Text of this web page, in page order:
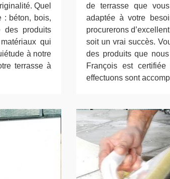
Quel
: béton, bois,
des produits
qui
à notre
terrasse à
de terrasse que
adaptée à votre
procurerons
soit un vrai succès.
des produits que
François est
effectuons sont